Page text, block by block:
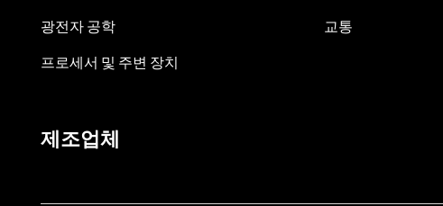
광전자 공학
프로세서 및 주변 장치
교통
제조업체